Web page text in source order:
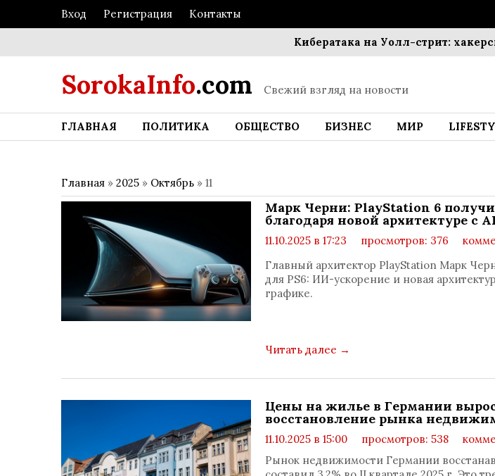
Вход Регистрация Контакты
Кибератака на Уолл-стрит:
SorokaInfo.com Свежий взгляд на новости
ГЛАВНАЯ ПОЛИТИКА ОБЩЕСТВО БИЗНЕС МИР
Главная » 2025 » Октябрь » 11
Марк Черни: PlayStation 6
благодаря новой архитектуре с AI
11.10.2025 в 17:23 просмотров: 376
Главный архитектор PlayStation Марк
для PS6: ИИ-ускорение и новая
графике.
Читать далее →
Цены на жилье в Германии
восстановление рынка
11.10.2025 в 15:00 просмотров: 538
Рынок недвижимости Германии